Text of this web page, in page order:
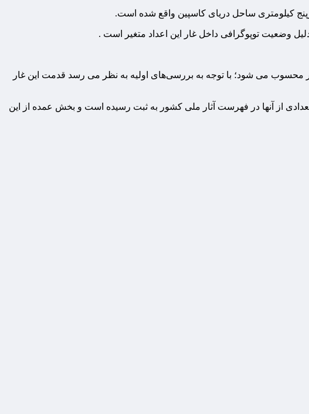
کیلومتری ساحل دریای کاسپین واقع شده است.
محسوب می شود؛ با توجه به بررسی‌های اولیه به نظر می رسد قدمت این غار
و بررسی‌های ریشه ای و پژوهشی است، در استان گیلان بیش از ۱۵۰ غار وجود دارد که تعدادی از آنها در فهرست آثار ملی کشور به ثبت رسیده است و بخش عمده‌ از این